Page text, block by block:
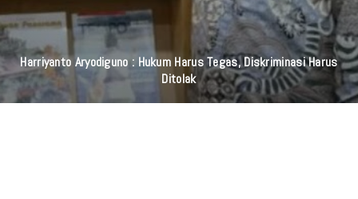
Harriyanto Aryodiguno : Hukum Harus Tegas, Diskriminasi Harus
Ditolak